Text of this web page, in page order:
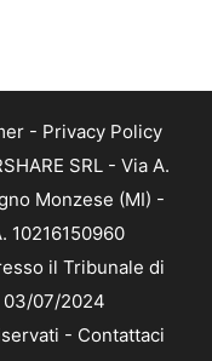
- Privacy Policy
SRL - Via A.
Monzese (MI) -
10216150960
il Tribunale di
03/07/2024
- Contattaci